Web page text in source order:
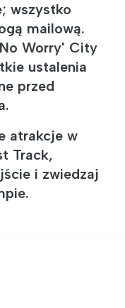
wszystko
mailową.
Worry' City
ustalenia
przed
atrakcje w
Track,
i zwiedzaj